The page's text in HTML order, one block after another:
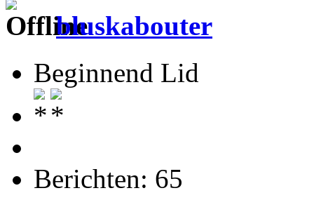
bluskabouter
Beginnend Lid
Berichten: 65